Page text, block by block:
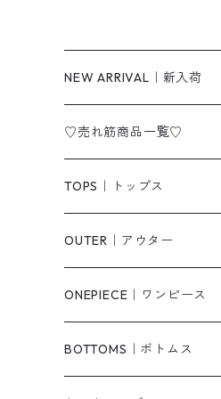
NEW ARRIVAL｜新入荷
♡売れ筋商品一覧♡
TOPS｜トップス
Tシャツ/カットソー
シャツ/ブラウス
ベスト/チョッキ
OUTER｜アウター
ジャケット/ブルゾン
コート
ONEPIECE｜ワンピース
柄
BOTTOMS｜ボトムス